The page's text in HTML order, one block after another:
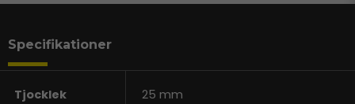
Specifikationer
Tjocklek 25 mm